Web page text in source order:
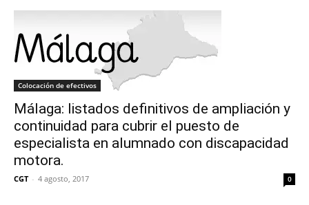
Colocación de efectivos
Málaga: listados definitivos de ampliación y
continuidad para cubrir el puesto de
especialista en alumnado con discapacidad
motora.
CGT - 4 agosto, 2017 0